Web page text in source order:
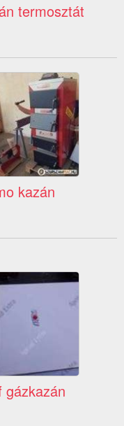
termosztát
kazán
gázkazán